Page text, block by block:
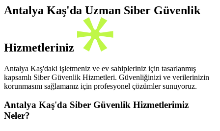
Antalya Kaş'da Uzman Siber Güvenlik
Hizmetleriniz
Antalya Kaş'daki işletmeniz ve ev sahipleriniz için tasarlanmış
kapsamlı Siber Güvenlik Hizmetleri. Güvenliğinizi ve verilerinizin
korunmasını sağlamanız için profesyonel çözümler sunuyoruz.
Antalya Kaş'da Siber Güvenlik Hizmetlerimiz
Neler?